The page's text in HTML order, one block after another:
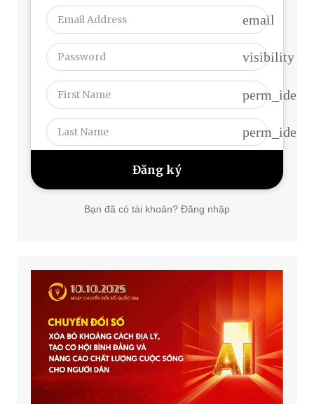
email
visibility
Bạn đã có tài khoản? Đăng nhập